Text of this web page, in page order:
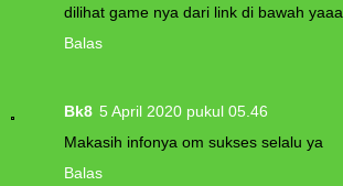
dilihat game nya dari link di bawah yaaa
Balas
Bk8 5 April 2020 pukul 05.46
Makasih infonya om sukses selalu ya
Balas